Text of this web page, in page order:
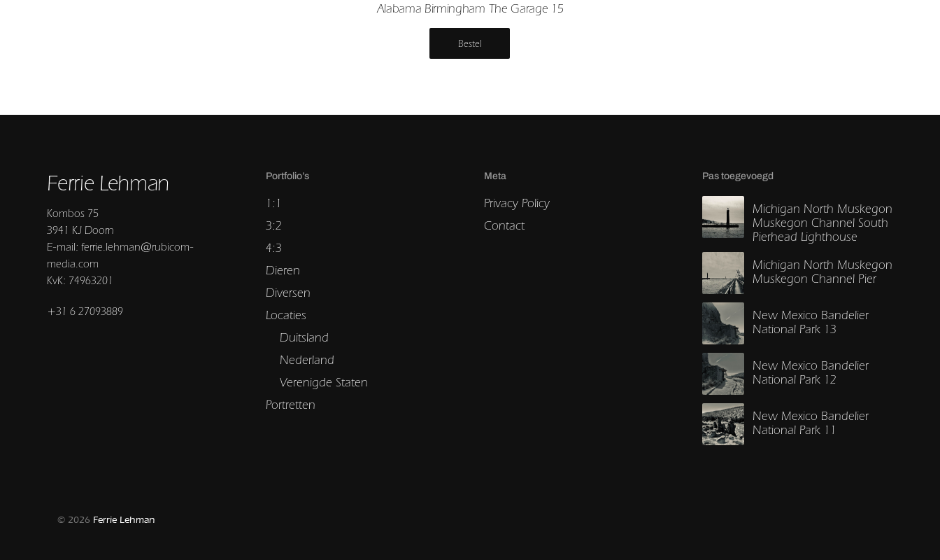
Alabama Birmingham The Garage 15
Bestel
Ferrie Lehman
Kombos 75
3941 KJ Doorn
E-mail: ferrie.lehman@rubicom-
media.com
KvK: 74963201
+31 6 27093889
Portfolio’s
1:1
3:2
4:3
Dieren
Diversen
Locaties
Duitsland
Nederland
Verenigde Staten
Portretten
Meta
Privacy Policy
Contact
Pas toegevoegd
Michigan North Muskegon
Muskegon Channel South
Pierhead Lighthouse
Michigan North Muskegon
Muskegon Channel Pier
New Mexico Bandelier
National Park 13
New Mexico Bandelier
National Park 12
New Mexico Bandelier
National Park 11
© 2026 Ferrie Lehman